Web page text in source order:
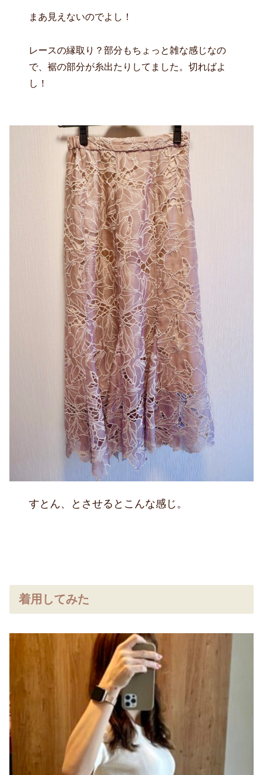
まあ見えないのでよし！
レースの縁取り？部分もちょっと雑な感じなの
で、裾の部分が糸出たりしてました。切ればよ
し！
すとん、とさせるとこんな感じ。
着用してみた